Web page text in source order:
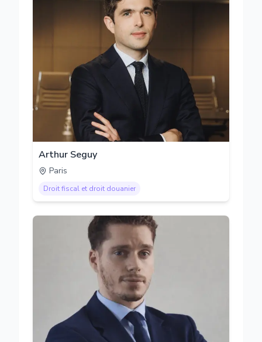
Arthur Seguy
Paris
Droit fiscal et droit douanier